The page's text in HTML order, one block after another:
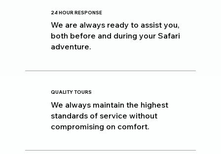
24 HOUR RESPONSE
We are always ready to assist you,
both before and during your Safari
adventure.
QUALITY TOURS
We always maintain the highest
standards of service without
compromising on comfort.